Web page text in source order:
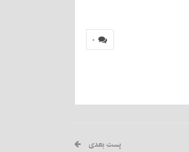
۰
پست بعدی